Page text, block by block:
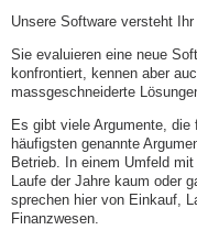
Unsere Software versteht
Sie evaluieren eine neue
konfrontiert, kennen aber
massgeschneiderte
Es gibt viele Argumente,
häufigsten genannte
Betrieb. In einem Umfeld
Laufe der Jahre kaum oder
sprechen hier von Einkauf,
Finanzwesen.